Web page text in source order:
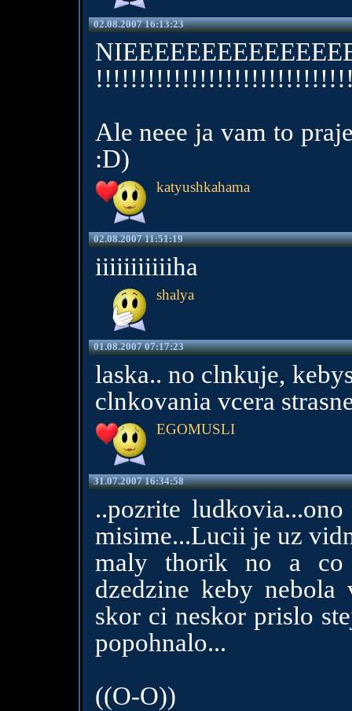
02.08.2007 16:13:23
Ale neee ja vam to
:D)
katyushkahama
02.08.2007 11:51:19
iiiiiiiiiiiha
shalya
01.08.2007 07:17:23
laska.. no clnkuje,
clnkovania vcera
EGOMUSLI
31.07.2007 16:34:58
..pozrite
misime...Lucii je uz
maly thorik no a co
dzedzine keby nebola
skor ci neskor prislo
popohnalo...
((O-O))